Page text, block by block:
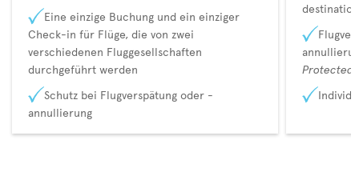
Eine einzige Buchung und ein einziger
Check-in für Flüge, die von zwei
verschiedenen Fluggesellschaften
durchgeführt werden
Schutz bei Flugverspätung oder -
annullierung
Protected